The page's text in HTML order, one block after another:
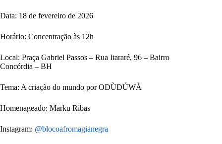
Data: 18 de fevereiro de 2026
Horário: Concentração às 12h
Local: Praça Gabriel Passos – Rua Itararé, 96 – Bairro
Concórdia – BH
Tema: A criação do mundo por ODÙDÚWÀ
Homenageado: Marku Ribas
Instagram: @blocoafromagianegra